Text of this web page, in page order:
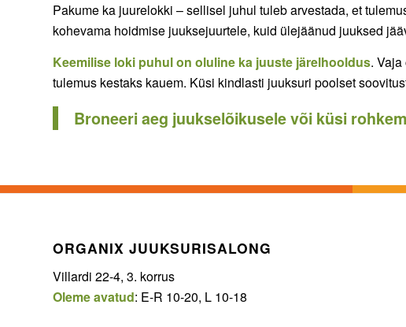
Pakume ka juurelokki – sellisel juhul tuleb arvestada, et
kohevama hoidmise juuksejuurtele, kuid ülejäänud juuksed
Keemilise loki puhul on oluline ka juuste järelhooldus.
tulemus kestaks kauem. Küsi kindlasti juuksuri poolset
Broneeri aeg juukselõikusele või küsi
ORGANIX JUUKSURISALONG
Villardi 22-4, 3. korrus
Oleme avatud: E-R 10-20, L 10-18